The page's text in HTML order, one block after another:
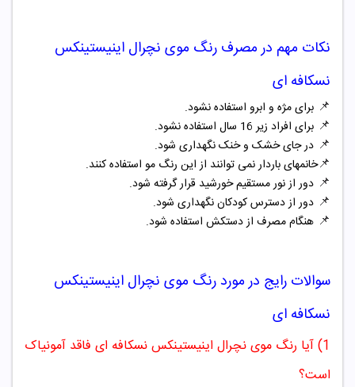
نکات مهم در مصرف رنگ موی نچرال اینیستینکس
نسکافه ای
📌 برای مژه و ابرو استفاده نشود.
📌 برای افراد زیر 16 سال استفاده نشود.
📌 در جای خشک و خنک نگهداری شود.
📌خانمهای باردار نمی توانند از این رنگ مو استفاده کنند.
📌 دور از نور مستقیم خورشید قرار گرفته شود.
📌 دور از دسترس کودکان نگهداری شود.
📌 هنگام مصرف از دستکش استفاده شود.
سوالات رایج در مورد رنگ موی نچرال اینیستینکس
نسکافه ای
1) آیا رنگ موی نچرال اینیستینکس نسکافه ای فاقد آمونیاک
است؟